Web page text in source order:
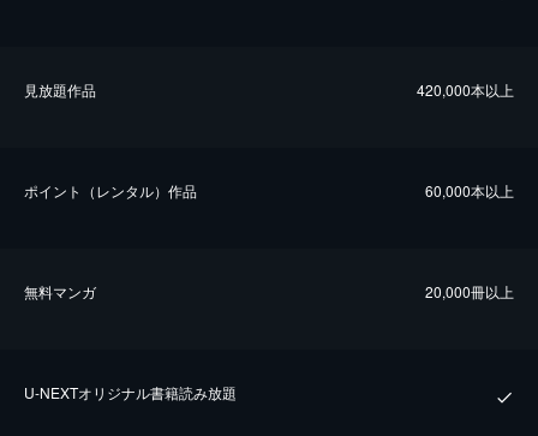
⾒放題作品 420,000本以上
ポイント（レンタル）作品 60,000本以上
無料マンガ 20,000冊以上
U-NEXTオリジナル書籍読み放題